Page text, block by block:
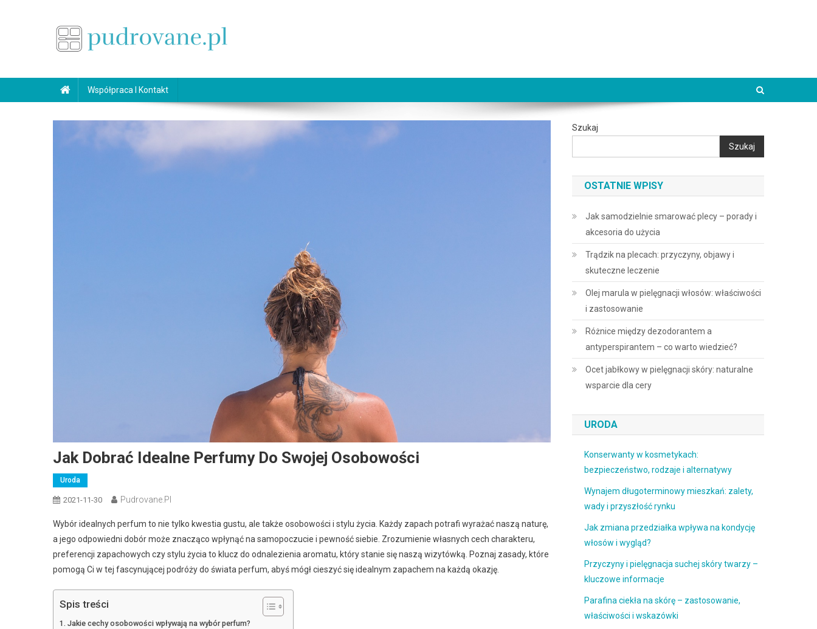
Współpraca I Kontakt
Jak Dobrać Idealne Perfumy Do Swojej Osobowości
Uroda
2021-11-30 Pudrovane.pl
Wybór idealnych perfum to nie tylko kwestia gustu, ale także osobowości i stylu życia. Każdy zapach potrafi wyrażać naszą naturę,
a jego odpowiedni dobór może znacząco wpłynąć na samopoczucie i pewność siebie. Zrozumienie własnych cech charakteru,
preferencji zapachowych czy stylu życia to klucz do odnalezienia aromatu, który stanie się naszą wizytówką. Poznaj zasady, które
pomogą Ci w tej fascynującej podróży do świata perfum, abyś mógł cieszyć się idealnym zapachem na każdą okazję.
Spis treści
Jakie cechy osobowości wpływają na wybór perfum?
Szukaj
Szukaj
OSTATNIE WPISY
Jak samodzielnie smarować plecy – porady i
akcesoria do użycia
Trądzik na plecach: przyczyny, objawy i
skuteczne leczenie
Olej marula w pielęgnacji włosów: właściwości
i zastosowanie
Różnice między dezodorantem a
antyperspirantem – co warto wiedzieć?
Ocet jabłkowy w pielęgnacji skóry: naturalne
wsparcie dla cery
URODA
Konserwanty w kosmetykach:
bezpieczeństwo, rodzaje i alternatywy
Wynajem długoterminowy mieszkań: zalety,
wady i przyszłość rynku
Jak zmiana przedziałka wpływa na kondycję
włosów i wygląd?
Przyczyny i pielęgnacja suchej skóry twarzy –
kluczowe informacje
Parafina ciekła na skórę – zastosowanie,
właściwości i wskazówki